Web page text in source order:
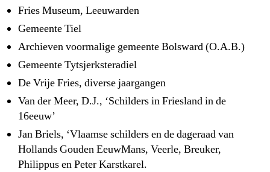
Fries Museum, Leeuwarden
Gemeente Tiel
Archieven voormalige gemeente Bolsward (O.A.B.)
Gemeente Tytsjerksteradiel
De Vrije Fries, diverse jaargangen
Van der Meer, D.J., ‘Schilders in Friesland in de
16eeuw’
Jan Briels, ‘Vlaamse schilders en de dageraad van
Hollands Gouden EeuwMans, Veerle, Breuker,
Philippus en Peter Karstkarel.